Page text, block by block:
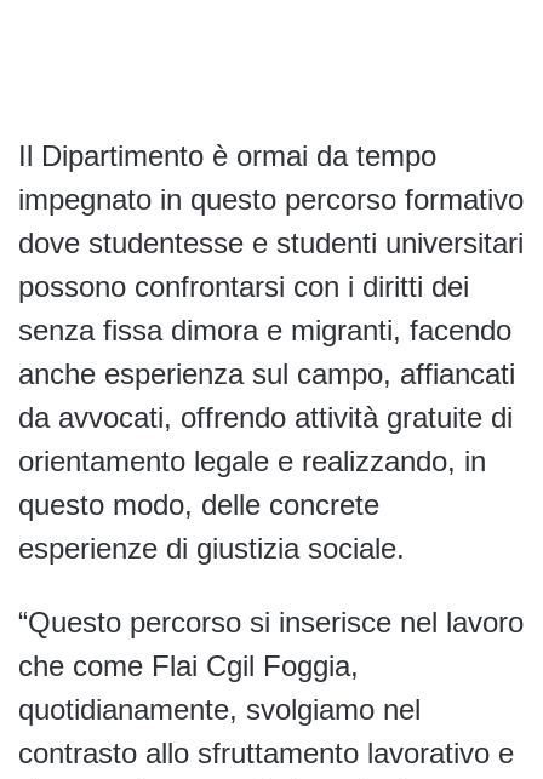
Il Dipartimento è ormai da tempo
impegnato in questo percorso formativo
dove studentesse e studenti universitari
possono confrontarsi con i diritti dei
senza fissa dimora e migranti, facendo
anche esperienza sul campo, affiancati
da avvocati, offrendo attività gratuite di
orientamento legale e realizzando, in
questo modo, delle concrete
esperienze di giustizia sociale.
“Questo percorso si inserisce nel lavoro
che come Flai Cgil Foggia,
quotidianamente, svolgiamo nel
contrasto allo sfruttamento lavorativo e